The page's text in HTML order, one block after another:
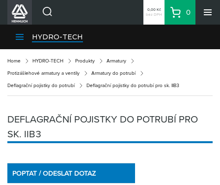
Divize HENNLICH
Blog
O firmě
Kontakty
Přihlásit se
CZK
0,00 Kč
bez DPH
Košík
0
HYDRO-TECH
Home HYDRO-TECH Produkty Armatury
Protizášlehové armatury a ventily Armatury do potrubí
Deflagrační pojistky do potrubí Deflagrační pojistky do potrubí pro sk. IIB3
DEFLAGRAČNÍ POJISTKY DO POTRUBÍ PRO
SK. IIB3
POPTAT / ODESLAT DOTAZ